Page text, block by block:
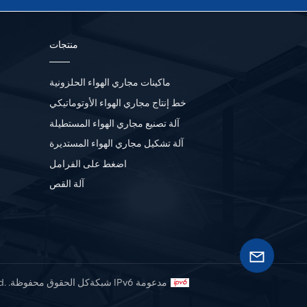
منتجات
ماكينات مجاري الهواء الحلزونية
خط إنتاج مجاري الهواء الأوتوماتيكي
آلة تصنيع مجاري الهواء المستطيلة
آلة تشكيل مجاري الهواء المستديرة
اضغط على الفرامل
آلة القص
© 2026 Maanshan Hecheng Source Machinery Manufacturing Co., Ltd. .كل الحقوق محفوظة شبكة IPv6 مدعومة